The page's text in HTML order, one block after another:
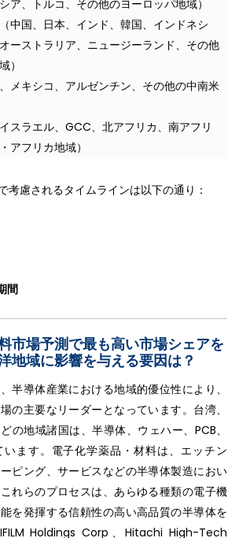
ア、トルコ、その他のヨーロッパ地域）
中国、日本、インド、韓国、インドネシ
ーストラリア、ニュージーランド、その他
）
メキシコ、アルゼンチン、その他の中南米
スラエル、GCC、北アフリカ、南アフリ
アフリカ地域）
考慮されるタイムラインは以下の通り：
間
市場予測で最も高い市場シェアを
地域に影響を与える要因は？
半導体産業における地域的優位性により、
の主要なリーダーとなっています。台湾、
の地域諸国は、半導体、ウェハー、PCB、
ます。電子化学薬品・材料は、エッチン
ピング、サービスなどの半導体製造におい
れらのプロセスは、あらゆる種類の電子機
を発揮する信頼性の高い高品質の半導体を
Holdings Corp、Hitachi High-Tech